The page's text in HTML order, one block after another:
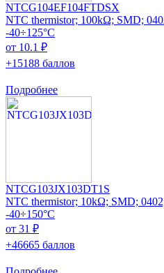
NTCG104EF104FTDSX
NTC thermistor; 100kΩ; SMD;
-40÷125°C
от 10.1 ₽
+15188 баллов
Подробнее
NTCG103JX103DT1S
NTC thermistor; 10kΩ; SMD;
-40÷150°C
от 31 ₽
+46665 баллов